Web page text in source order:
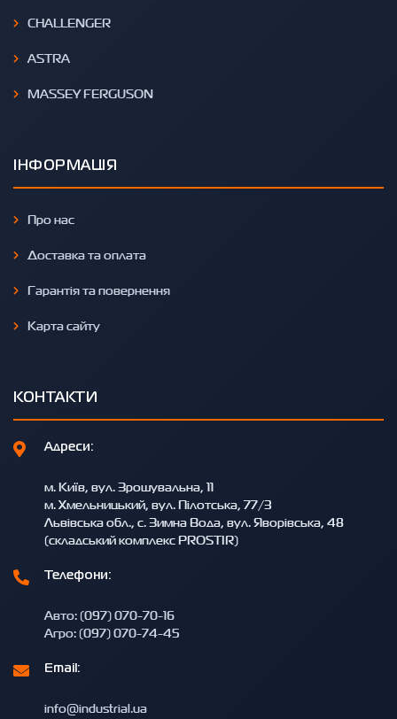
CHALLENGER
ASTRA
MASSEY FERGUSON
ІНФОРМАЦІЯ
Про нас
Доставка та оплата
Гарантія та повернення
Карта сайту
КОНТАКТИ
Адреси:
м. Київ, вул. Зрошувальна, 11
м. Хмельницький, вул. Пілотська, 77/3
Львівська обл., с. Зимна Вода, вул. Яворівська, 48
(складський комплекс PROSTIR)
Телефони:
Авто: (097) 070-70-16
Агро: (097) 070-74-45
Email:
info@industrial.ua